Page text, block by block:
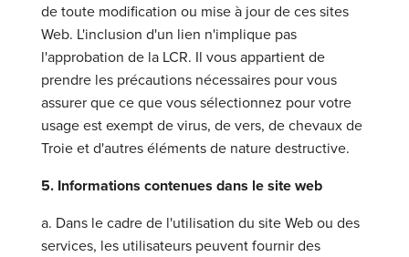
de toute modification ou mise à jour de ces sites
Web. L'inclusion d'un lien n'implique pas
l'approbation de la LCR. Il vous appartient de
prendre les précautions nécessaires pour vous
assurer que ce que vous sélectionnez pour votre
usage est exempt de virus, de vers, de chevaux de
Troie et d'autres éléments de nature destructive.
5. Informations contenues dans le site web
a. Dans le cadre de l'utilisation du site Web ou des
services, les utilisateurs peuvent fournir des